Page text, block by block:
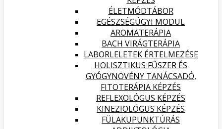
ÉLETMÓDTÁBOR
EGÉSZSÉGÜGYI MODUL
AROMATERÁPIA
BACH VIRÁGTERÁPIA
LABORLELETEK ÉRTELMEZÉSE
HOLISZTIKUS FŰSZER ÉS
GYÓGYNÖVÉNY TANÁCSADÓ,
FITOTERÁPIA KÉPZÉS
REFLEXOLÓGUS KÉPZÉS
KINEZIOLÓGUS KÉPZÉS
FÜLAKUPUNKTÚRÁS